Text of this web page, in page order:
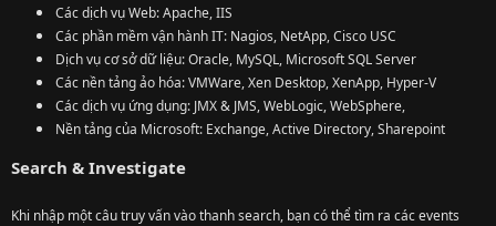
Các dịch vụ Web: Apache, IIS
Các phần mềm vận hành IT: Nagios, NetApp, Cisco USC
Dịch vụ cơ sở dữ liệu: Oracle, MySQL, Microsoft SQL Server
Các nền tảng ảo hóa: VMWare, Xen Desktop, XenApp, Hyper-V
Các dịch vụ ứng dụng: JMX & JMS, WebLogic, WebSphere,
Nền tảng của Microsoft: Exchange, Active Directory, Sharepoint
Search & Investigate
Khi nhập một câu truy vấn vào thanh search, bạn có thể tìm ra các events